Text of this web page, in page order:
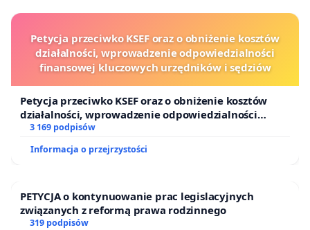
Petycja przeciwko KSEF oraz o obniżenie kosztów
działalności, wprowadzenie odpowiedzialności
finansowej kluczowych urzędników i sędziów
Petycja przeciwko KSEF oraz o obniżenie kosztów
działalności, wprowadzenie odpowiedzialności
finansowej kluczowych urzędników i sędziów
3 169 podpisów
Informacja o przejrzystości
PETYCJA o kontynuowanie prac legislacyjnych
związanych z reformą prawa rodzinnego
319 podpisów